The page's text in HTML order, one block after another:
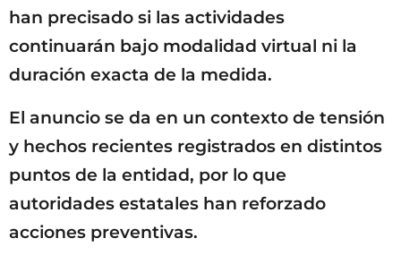
han precisado si las actividades
continuarán bajo modalidad virtual ni la
duración exacta de la medida.
El anuncio se da en un contexto de tensión
y hechos recientes registrados en distintos
puntos de la entidad, por lo que
autoridades estatales han reforzado
acciones preventivas.